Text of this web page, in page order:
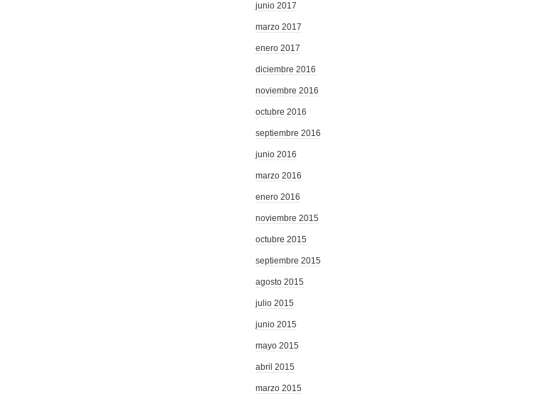
junio 2017
marzo 2017
enero 2017
diciembre 2016
noviembre 2016
octubre 2016
septiembre 2016
junio 2016
marzo 2016
enero 2016
noviembre 2015
octubre 2015
septiembre 2015
agosto 2015
julio 2015
junio 2015
mayo 2015
abril 2015
marzo 2015